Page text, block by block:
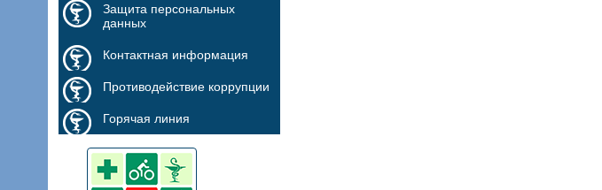
Защита персональных
данных
Контактная информация
Противодействие коррупции
Горячая линия